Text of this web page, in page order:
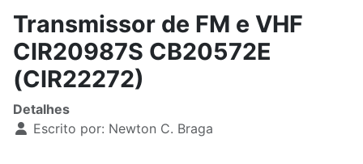
Transmissor de FM e VHF
CIR20987S CB20572E
(CIR22272)
Detalhes
Escrito por: Newton C. Braga